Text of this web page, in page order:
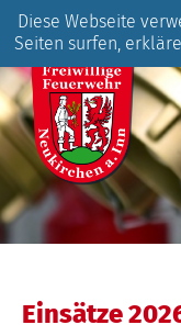
Diese Webseite
Seiten surfen,
Einsätze